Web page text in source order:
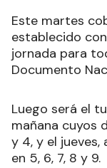
Este martes
establecido
jornada para
Documento
Luego será el
mañana cuyos
y 4, y el jueves,
en 5, 6, 7, 8 y 9.